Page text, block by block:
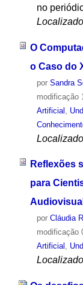
no
O
o Caso do
por Sandra
modificação
Artificial
Reflexões
para
Audiovisual
por Cláudia
modificação
Artificial ,